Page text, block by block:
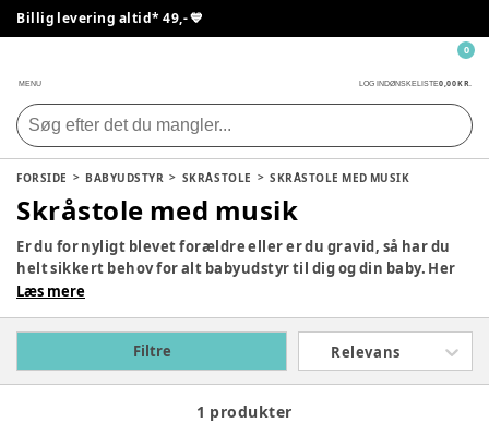
Billig levering altid* 49,- 💙
MENU LOG INDØNSKELISTE0,00 KR.
0
FORSIDE BABYUDSTYR SKRÅSTOLE SKRÅSTOLE MED MUSIK
Skråstole med musik
Er du for nyligt blevet forældre eller er du gravid, så har du
helt sikkert behov for alt babyudstyr til dig og din baby. Her
er der alt hvad I har brug for, hvad enten du er gravid eller
som vil være nyttige når I er hjemme eller på farten.
Læs mere
Filtre Relevans
1 produkter